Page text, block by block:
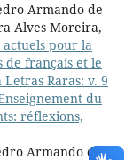
Armando de
Alves Moreira,
actuels pour la
de français et le
Letras Raras: v. 9
du
réflexions,
Armando de